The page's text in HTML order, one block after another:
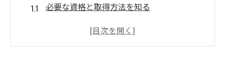
必要な資格と取得方法を知る
初めての業務で注意すべきポイント